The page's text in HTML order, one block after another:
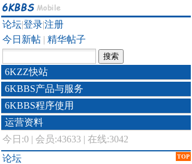
论坛|登录|注册
今日新帖 | 精华帖子
6KZZ快站
6KBBS产品与服务
6KBBS程序使用
运营资料
今日:0 | 会员:43633 | 在线:3042
TOP
论坛